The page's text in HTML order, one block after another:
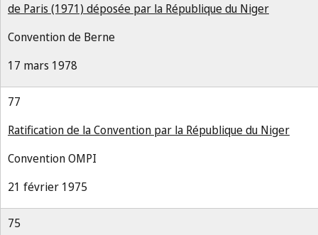
de Paris (1971) déposée par la République du Niger
Convention de Berne
17 mars 1978
77
Ratification de la Convention par la République du Niger
Convention OMPI
21 février 1975
75